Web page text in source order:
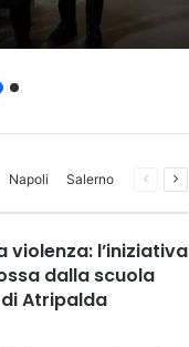
Napoli Salerno
Pagina
violenza: l’iniziativa
dalla scuola
di Atripalda